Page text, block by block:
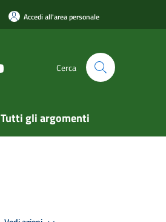
Accedi all'area personale
Cerca
Tutti gli argomenti